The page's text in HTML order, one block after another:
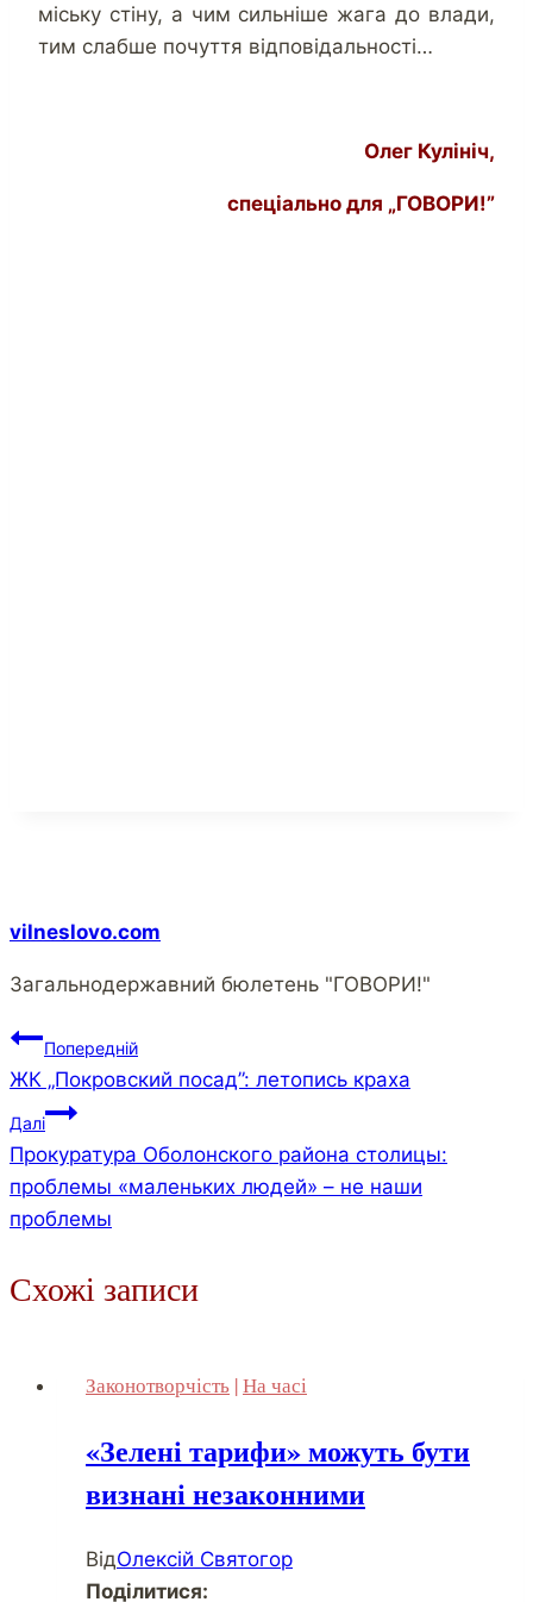
міську стіну, а чим сильніше жага до влади,
тим слабше почуття відповідальності…
Олег Кулініч,
спеціально для „ГОВОРИ!”
vilneslovo.com
Загальнодержавний бюлетень "ГОВОРИ!"
Навігація
записів
Попередній
ЖК „Покровский посад”: летопись краха
Далі
Прокуратура Оболонского района столицы:
проблемы «маленьких людей» – не наши
проблемы
Схожі записи
Законотворчість |На часі
«Зелені тарифи» можуть бути
визнані незаконними
ВідОлексій Святогор
Поділитися: